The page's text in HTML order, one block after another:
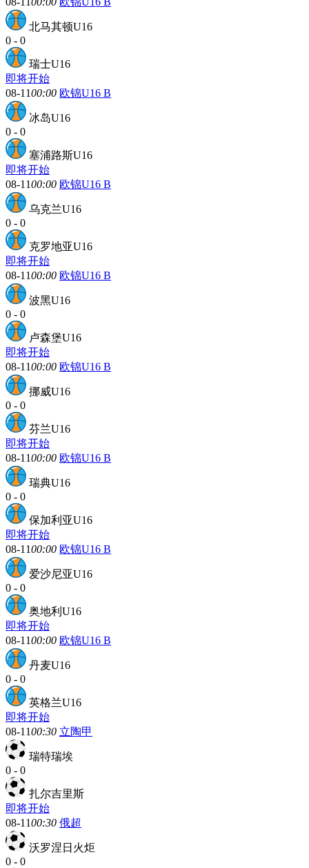
北马其顿U16
0 - 0
瑞士U16
即将开始
08-1100:00 欧锦U16 B
冰岛U16
0 - 0
塞浦路斯U16
即将开始
08-1100:00 欧锦U16 B
乌克兰U16
0 - 0
克罗地亚U16
即将开始
08-1100:00 欧锦U16 B
波黑U16
0 - 0
卢森堡U16
即将开始
08-1100:00 欧锦U16 B
挪威U16
0 - 0
芬兰U16
即将开始
08-1100:00 欧锦U16 B
瑞典U16
0 - 0
保加利亚U16
即将开始
08-1100:00 欧锦U16 B
爱沙尼亚U16
0 - 0
奥地利U16
即将开始
08-1100:00 欧锦U16 B
丹麦U16
0 - 0
英格兰U16
即将开始
08-1100:30 立陶甲
瑞特瑞埃
0 - 0
扎尔吉里斯
即将开始
08-1100:30 俄超
沃罗涅日火炬
0 - 0